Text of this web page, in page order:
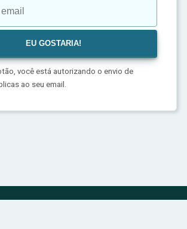
você está autorizando o envio de
ao seu email.